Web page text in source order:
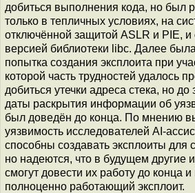
добиться выполнения кода, но был
только в тепличных условиях, на
отключённой защитой ASLR и PIE, и
версией библиотеки libc. Далее
попытка создания эксплоита при
которой часть трудностей удалось
добиться утечки адреса стека, но
даты раскрытия информации об
был доведён до конца. По мнению
уязвимость исследователей AI-
способны создавать эксплоиты для
но надеются, что в будущем другие
смогут довести их работу до конца и
полноценно работающий эксплоит.